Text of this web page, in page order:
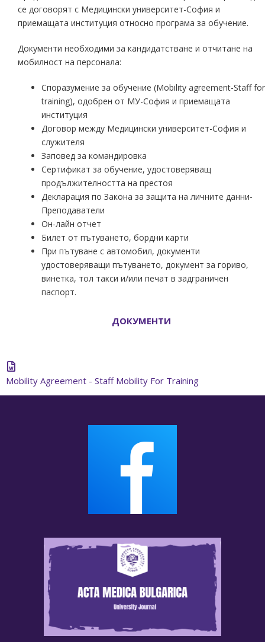
се договорят с Медицински университет-София и
приемащата институция относно програма за обучение.
Документи необходими за кандидатстване и отчитане на
мобилност на персонала:
Споразумение за обучение (Mobility agreement-Staff for
training), одобрен от МУ-София и приемащата
институция
Договор между Медицински университет-София и
служителя
Заповед за командировка
Сертификат за обучение, удостоверяващ
продължителността на престоя
Декларация по Закона за защита на личните данни-
Преподаватели
Он-лайн отчет
Билет от пътуването, бордни карти
При пътуване с автомобил, документи
удостоверяващи пътуването, документ за гориво,
винетка, тол такси и/или печат в задграничен
паспорт.
ДОКУМЕНТИ
Mobility Agreement - Staff Mobility For Training